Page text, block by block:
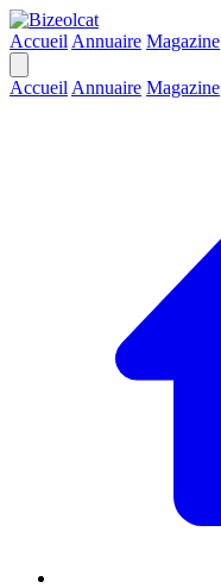
Accueil Annuaire Magazine
Accueil Annuaire Magazine